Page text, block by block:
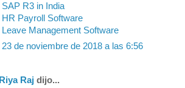
SAP R3 in India
HR Payroll Software
Leave Management Software
23 de noviembre de 2018 a las 6:56
Riya Raj dijo...